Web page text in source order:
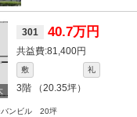
301 40.7万円
81,400円
敷 礼
3階 （20.35坪）
バンビル 20坪